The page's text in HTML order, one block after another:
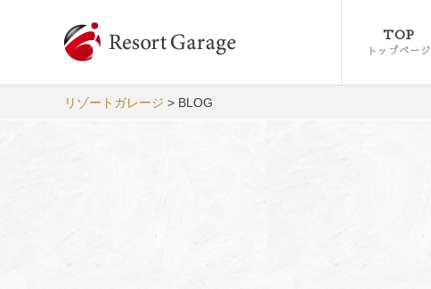
TOP
トップページ
リゾートガレージ > BLOG